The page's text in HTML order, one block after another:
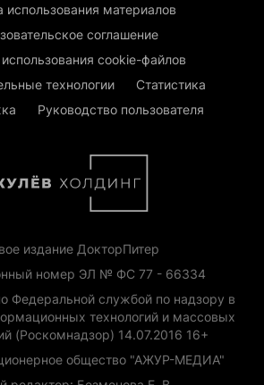
использования материалов
соглашение
cookie-файлов
технологии
Статистика
Руководство пользователя
издание ДокторПитер
номер ЭЛ № ФС 77 - 66334
Федеральной службой по надзору в
технологий и массовых
(Роскомнадзор) 14.07.2016 16+
общество "АЖУР-МЕДИА"